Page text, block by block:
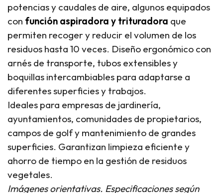
potencias y caudales de aire, algunos equipados
con función aspiradora y trituradora que
permiten recoger y reducir el volumen de los
residuos hasta 10 veces. Diseño ergonómico con
arnés de transporte, tubos extensibles y
boquillas intercambiables para adaptarse a
diferentes superficies y trabajos.
Ideales para empresas de jardinería,
ayuntamientos, comunidades de propietarios,
campos de golf y mantenimiento de grandes
superficies. Garantizan limpieza eficiente y
ahorro de tiempo en la gestión de residuos
vegetales.
Imágenes orientativas. Especificaciones según